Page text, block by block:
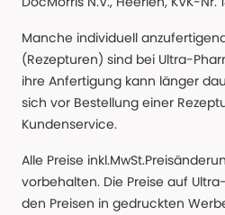
Manche individuell
(Rezepturen) sind bei Ultra-
ihre Anfertigung kann länger
sich vor Bestellung einer
Kundenservice.
Alle Preise
vorbehalten. Die Preise auf
den Preisen in gedruckten